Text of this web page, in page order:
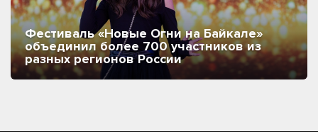
Фестиваль «Новые Огни на Байкале»
объединил более 700 участников из
разных регионов России